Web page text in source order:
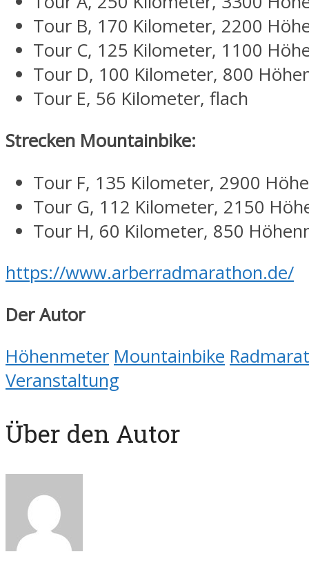
Tour B, 170 Kilometer, 2200
Tour C, 125 Kilometer, 1100
Tour D, 100 Kilometer, 800
Tour E, 56 Kilometer, flach
Strecken Mountainbike:
Tour F, 135 Kilometer, 2900
Tour G, 112 Kilometer, 2150
Tour H, 60 Kilometer, 850
https://www.arberradmarathon.de/
Der Autor
Höhenmeter Mountainbike
Veranstaltung
Über den Autor